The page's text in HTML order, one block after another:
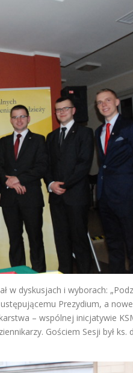
w dyskusjach i wyborach:
Prezydium, a
– wspólnej inicjatywie
Gościem Sesji był ks.